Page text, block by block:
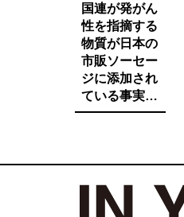
国連が発がん
性を指摘する
物質が日本の
市販ソーセー
ジに添加され
ている事実を
ご存知です
子供に食べさ
せたくないそ
の中身とは。